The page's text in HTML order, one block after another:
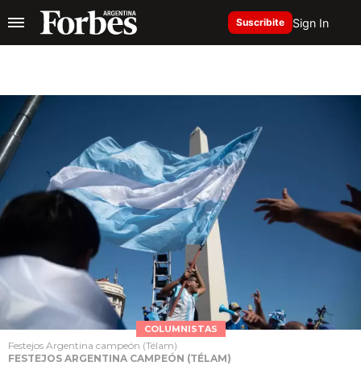
Suscribite Sign In
COLUMNISTAS
Festejos Argentina campeón (Télam)
FESTEJOS ARGENTINA CAMPEÓN (TÉLAM)